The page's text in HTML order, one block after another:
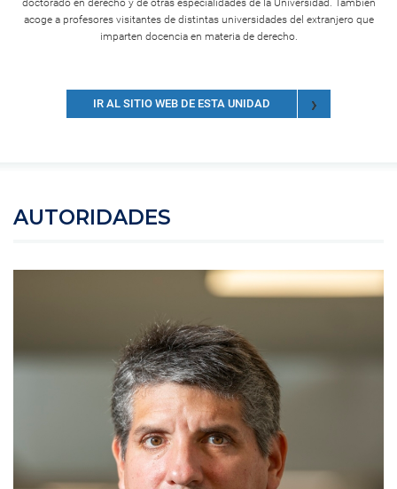
acoge a profesores visitantes de distintas universidades del extranjero que
imparten docencia en materia de derecho.
IR AL SITIO WEB DE ESTA UNIDAD
AUTORIDADES